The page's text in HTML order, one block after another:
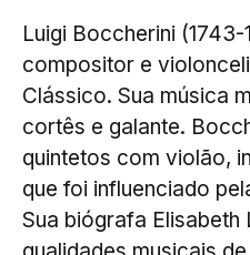
Luigi Boccherini
compositor e
Clássico. Sua música
cortês e galante.
quintetos com violão,
que foi influenciado
Sua biógrafa Elisabeth